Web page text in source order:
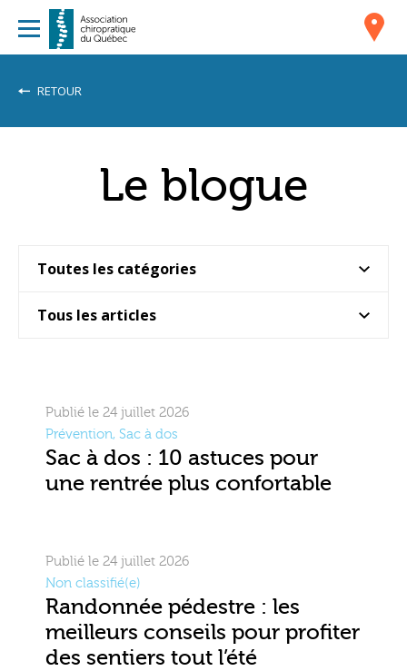
RETOUR
Le blogue
Publié le 24 juillet 2026
Prévention, Sac à dos
Sac à dos : 10 astuces pour
une rentrée plus confortable
Publié le 24 juillet 2026
Non classifié(e)
Randonnée pédestre : les
meilleurs conseils pour profiter
des sentiers tout l’été